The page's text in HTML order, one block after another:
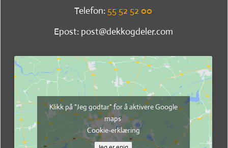
Telefon: 55 52 52 00
Epost: post@dekkogdeler.com
Klikk på "Jeg godtar" for å aktivere Google
maps
Cookie-erklæring